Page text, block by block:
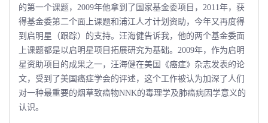
的第一个课题，2009年他拿到了国家基金委项目，2011年，获
得基金委第二个面上课题和浦江人才计划资助，今年又再度得
到启明星（跟踪）的支持。汪海健告诉我，他的两个基金委面
上课题都是以启明星项目拓展研究为基础。2009年，作为启明
星资助项目的成果之一，汪海健在美国《癌症》杂志发表的论
文，受到了美国癌症学会的评述，这个工作被认为加深了人们
对一种最重要的烟草致癌物NNK的毒理学及肺癌病因学意义的
认识。